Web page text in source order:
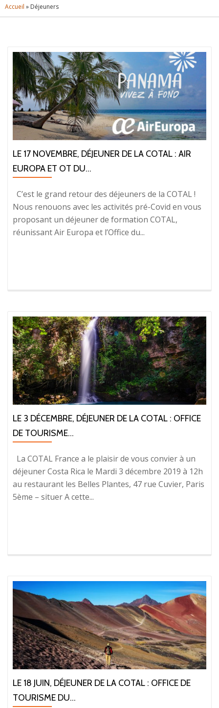
Accueil » Déjeuners
LE 17 NOVEMBRE, DÉJEUNER DE LA COTAL : AIR
EUROPA ET OT DU...
C’est le grand retour des déjeuners de la COTAL !
Nous renouons avec les activités pré-Covid en vous
proposant un déjeuner de formation COTAL,
réunissant Air Europa et l’Office du...
LE 3 DÉCEMBRE, DÉJEUNER DE LA COTAL : OFFICE
DE TOURISME...
La COTAL France a le plaisir de vous convier à un
déjeuner Costa Rica le Mardi 3 décembre 2019 à 12h
au restaurant les Belles Plantes, 47 rue Cuvier, Paris
5ème – situer A cette...
LE 18 JUIN, DÉJEUNER DE LA COTAL : OFFICE DE
TOURISME DU...